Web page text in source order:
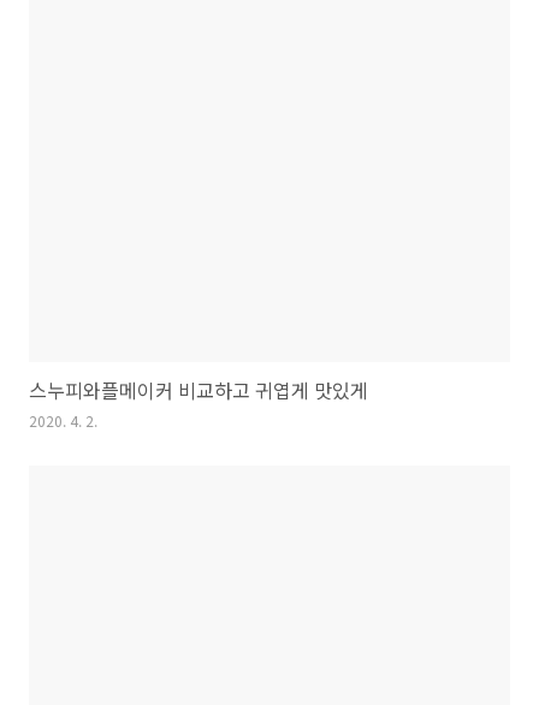
스누피와플메이커 비교하고 귀엽게 맛있게
2020. 4. 2.